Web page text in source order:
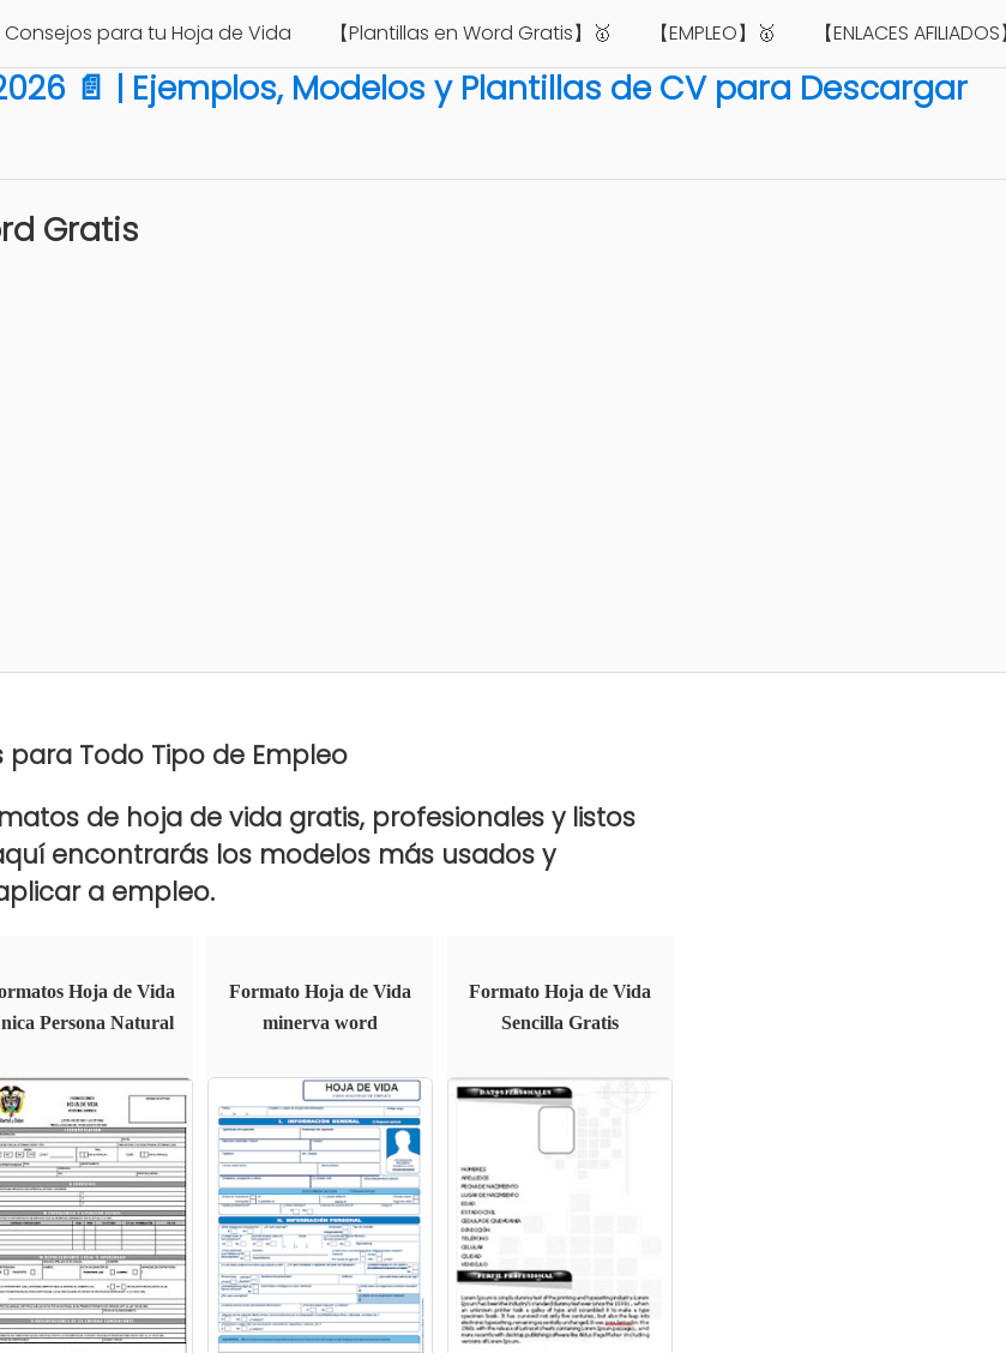
📄 | Ejemplos, Modelos y Plantillas de CV para Descargar
Consejos para tu Hoja de Vida 【Plantillas en Word Gratis】🥇 【EMPLEO】🥇 【ENLACES
Gratis
para Todo Tipo de Empleo
de hoja de vida gratis, profesionales y listos
encontrarás los modelos más usados y
a empleo.
Hoja de Vida
Persona Natural
Formato Hoja de Vida
minerva word
Formato Hoja de Vida
Sencilla Gratis